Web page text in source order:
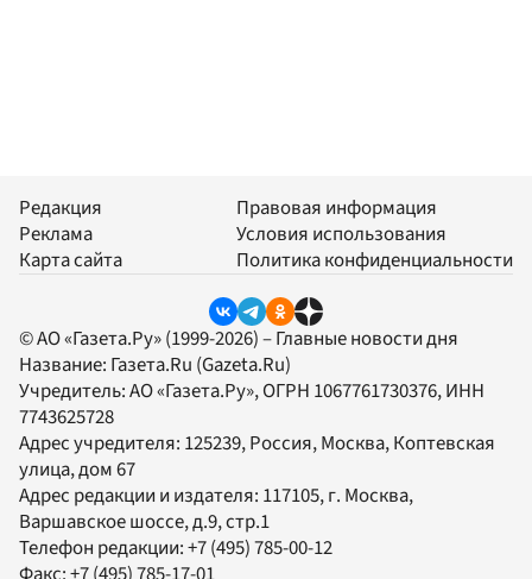
Редакция
Реклама
Карта сайта
Правовая информация
Условия использования
Политика конфиденциальности
© АО «Газета.Ру» (1999-2026) – Главные новости дня
Название: Газета.Ru (Gazeta.Ru)
Учредитель:АО «Газета.Ру», ОГРН 1067761730376, ИНН
7743625728
Адрес учредителя: 125239, Россия, Москва, Коптевская
улица, дом 67
Адрес редакции и издателя: 117105, г. Москва,
Варшавское шоссе, д.9, стр.1
Телефон редакции:+7 (495) 785-00-12